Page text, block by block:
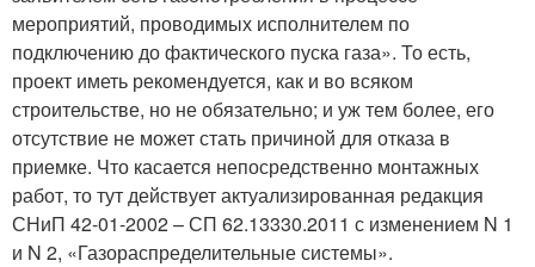
мероприятий, проводимых исполнителем по
подключению до фактического пуска газа». То есть,
проект иметь рекомендуется, как и во всяком
строительстве, но не обязательно; и уж тем более, его
отсутствие не может стать причиной для отказа в
приемке. Что касается непосредственно монтажных
работ, то тут действует актуализированная редакция
СНиП 42-01-2002 – СП 62.13330.2011 с изменением N 1
и N 2, «Газораспределительные системы».